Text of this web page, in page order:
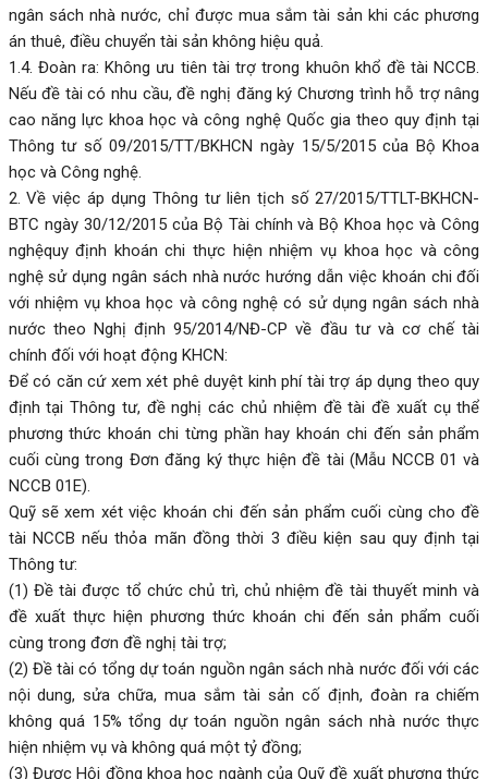
ngân sách nhà nước, chỉ được mua sắm tài sản khi các phương
án thuê, điều chuyển tài sản không hiệu quả.
1.4. Đoàn ra: Không ưu tiên tài trợ trong khuôn khổ đề tài NCCB.
Nếu đề tài có nhu cầu, đề nghị đăng ký Chương trình hỗ trợ nâng
cao năng lực khoa học và công nghệ Quốc gia theo quy định tại
Thông tư số 09/2015/TT/BKHCN ngày 15/5/2015 của Bộ Khoa
học và Công nghệ.
2. Về việc áp dụng Thông tư liên tịch số 27/2015/TTLT-BKHCN-
BTC ngày 30/12/2015 của Bộ Tài chính và Bộ Khoa học và Công
nghệquy định khoán chi thực hiện nhiệm vụ khoa học và công
nghệ sử dụng ngân sách nhà nước hướng dẫn việc khoán chi đối
với nhiệm vụ khoa học và công nghệ có sử dụng ngân sách nhà
nước theo Nghị định 95/2014/NĐ-CP về đầu tư và cơ chế tài
chính đối với hoạt động KHCN:
Để có căn cứ xem xét phê duyệt kinh phí tài trợ áp dụng theo quy
định tại Thông tư, đề nghị các chủ nhiệm đề tài đề xuất cụ thể
phương thức khoán chi từng phần hay khoán chi đến sản phẩm
cuối cùng trong Đơn đăng ký thực hiện đề tài (Mẫu NCCB 01 và
NCCB 01E).
Quỹ sẽ xem xét việc khoán chi đến sản phẩm cuối cùng cho đề
tài NCCB nếu thỏa mãn đồng thời 3 điều kiện sau quy định tại
Thông tư:
(1) Đề tài được tổ chức chủ trì, chủ nhiệm đề tài thuyết minh và
đề xuất thực hiện phương thức khoán chi đến sản phẩm cuối
cùng trong đơn đề nghị tài trợ;
(2) Đề tài có tổng dự toán nguồn ngân sách nhà nước đối với các
nội dung, sửa chữa, mua sắm tài sản cố định, đoàn ra chiếm
không quá 15% tổng dự toán nguồn ngân sách nhà nước thực
hiện nhiệm vụ và không quá một tỷ đồng;
(3) Được Hội đồng khoa học ngành của Quỹ đề xuất phương thức